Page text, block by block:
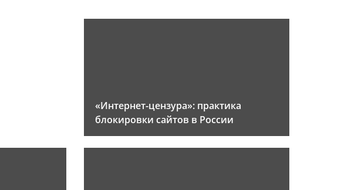
«Интернет-цензура»: практика
блокировки сайтов в России